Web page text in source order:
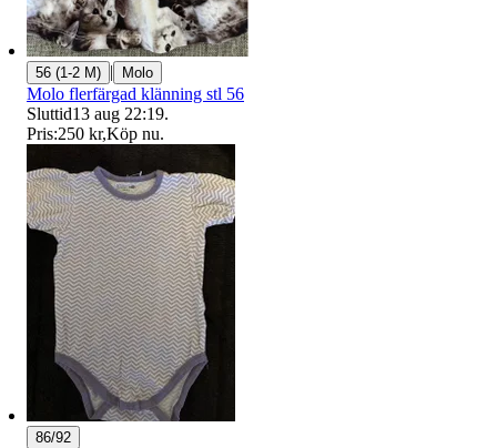
56 (1-2 M) | Molo
Molo flerfärgad klänning stl 56
Sluttid13 aug 22:19.
Pris:250 kr,Köp nu.
86/92